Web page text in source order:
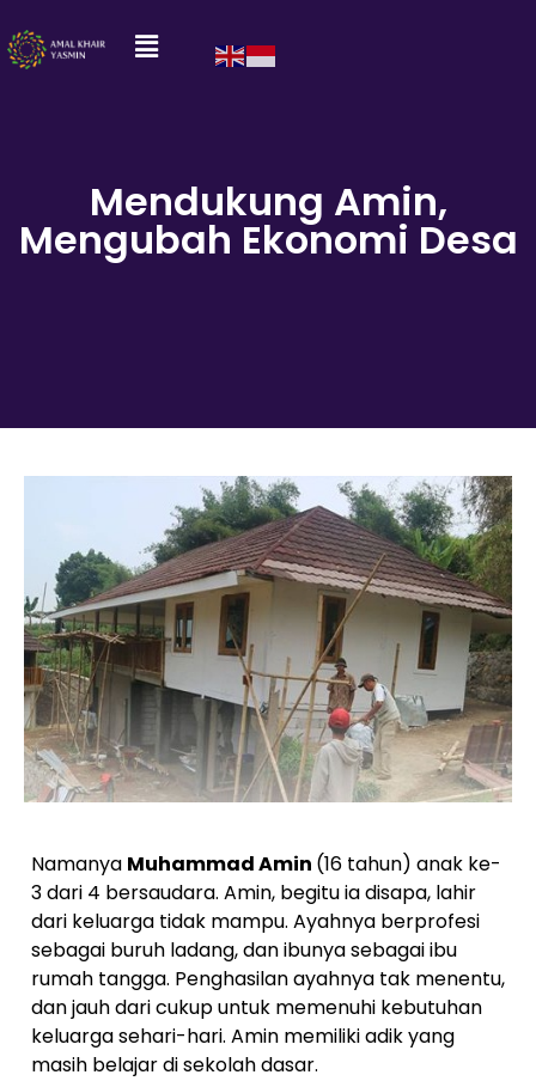
Mendukung Amin,
Mengubah Ekonomi Desa
Namanya Muhammad Amin (16 tahun) anak ke-
3 dari 4 bersaudara. Amin, begitu ia disapa, lahir
dari keluarga tidak mampu. Ayahnya berprofesi
sebagai buruh ladang, dan ibunya sebagai ibu
rumah tangga. Penghasilan ayahnya tak menentu,
dan jauh dari cukup untuk memenuhi kebutuhan
keluarga sehari-hari. Amin memiliki adik yang
masih belajar di sekolah dasar.